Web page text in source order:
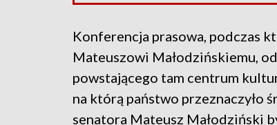
Konferencja prasowa, podczas
Mateuszowi Małodzińskiemu,
powstającego tam centrum
na którą państwo przeznaczyło
senatora Mateusz Małodziński